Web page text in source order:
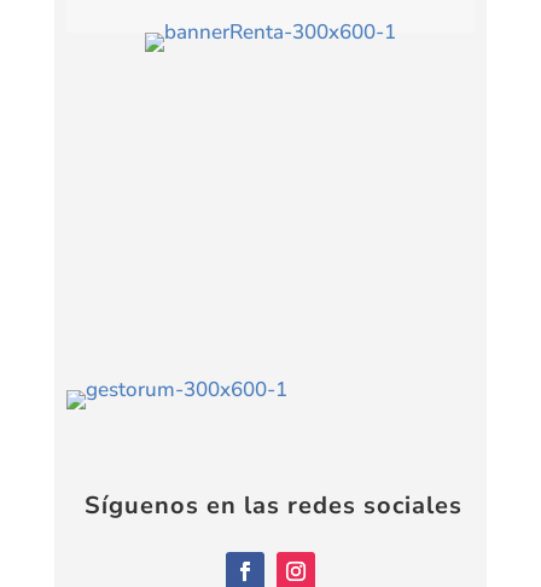
Síguenos en las redes sociales